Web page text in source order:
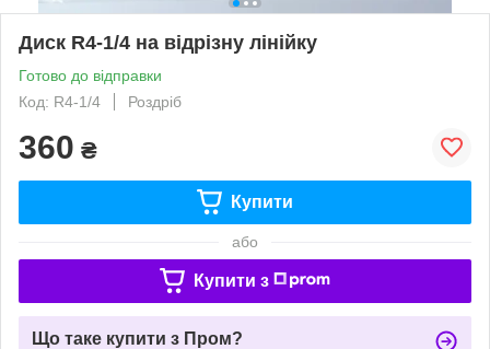
Диск R4-1/4 на відрізну лінійку
Готово до відправки
Код: R4-1/4
Роздріб
360 ₴
Купити
або
Купити з
Що таке купити з Пром?